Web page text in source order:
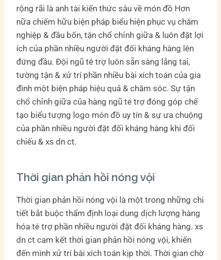
rộng rãi là anh tài kiến thức sâu về món đồ Hơn
nữa chiếm hữu biện pháp biểu hiện phục vụ chăm
nghiệp & đầu bốn, tận chổ chính giữa & luôn đặt lợi
ích của phần nhiều người đặt đối kháng hàng lên
đứng đầu. Đội ngũ té trợ luôn sẵn sàng lắng tai,
tường tận & xử trí phần nhiều bài xích toán của gia
đình một biện pháp hiệu quả & chăm sóc. Sự tận
chổ chính giữa của hàng ngũ té trợ đóng góp chế
tạo biểu tượng logo món đồ uy tín & sự ưa chuộng
của phần nhiều người đặt đối kháng hàng khi đối
chiếu & xs dn ct.
Thời gian phản hồi nóng vội
Thời gian phản hồi nóng vội là một trong những chi
tiết bắt buộc thẩm định loại dung dịch lượng hàng
hóa té trợ phần nhiều người đặt đối kháng hàng. xs
dn ct cam kết thời gian phản hồi nóng vội, khiến
đến mình xử trí bài xích toán kịp thời. Thời gian chờ